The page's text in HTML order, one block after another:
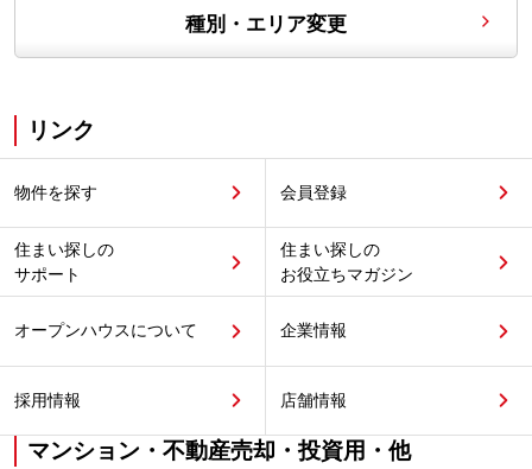
種別・エリア変更
リンク
物件を探す 会員登録
住まい探しの
サポート
住まい探しの
お役立ちマガジン
オープンハウスについて 企業情報
採用情報 店舗情報
マンション・不動産売却・投資用・他